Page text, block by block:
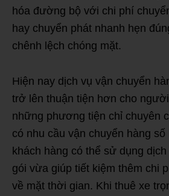
hóa đường bộ với chi phí
hay chuyển phát nhanh hẹn
chênh lệch chóng mặt.
Hiện nay dịch vụ vận chuyển
trở lên thuận tiện hơn cho
những phương tiện chỉ chuyên
có nhu cầu vận chuyển hàng
khách hàng có thể sử dụng
gói vừa giúp tiết kiệm thêm chi
về mặt thời gian. Khi thuê xe